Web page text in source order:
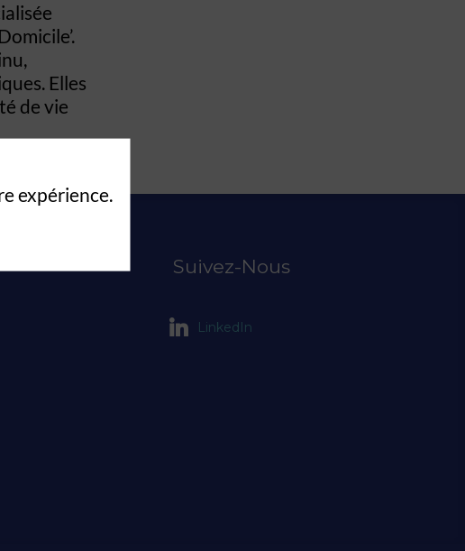
Elles
de vie
Suivez-Nous
LinkedIn
expérience.